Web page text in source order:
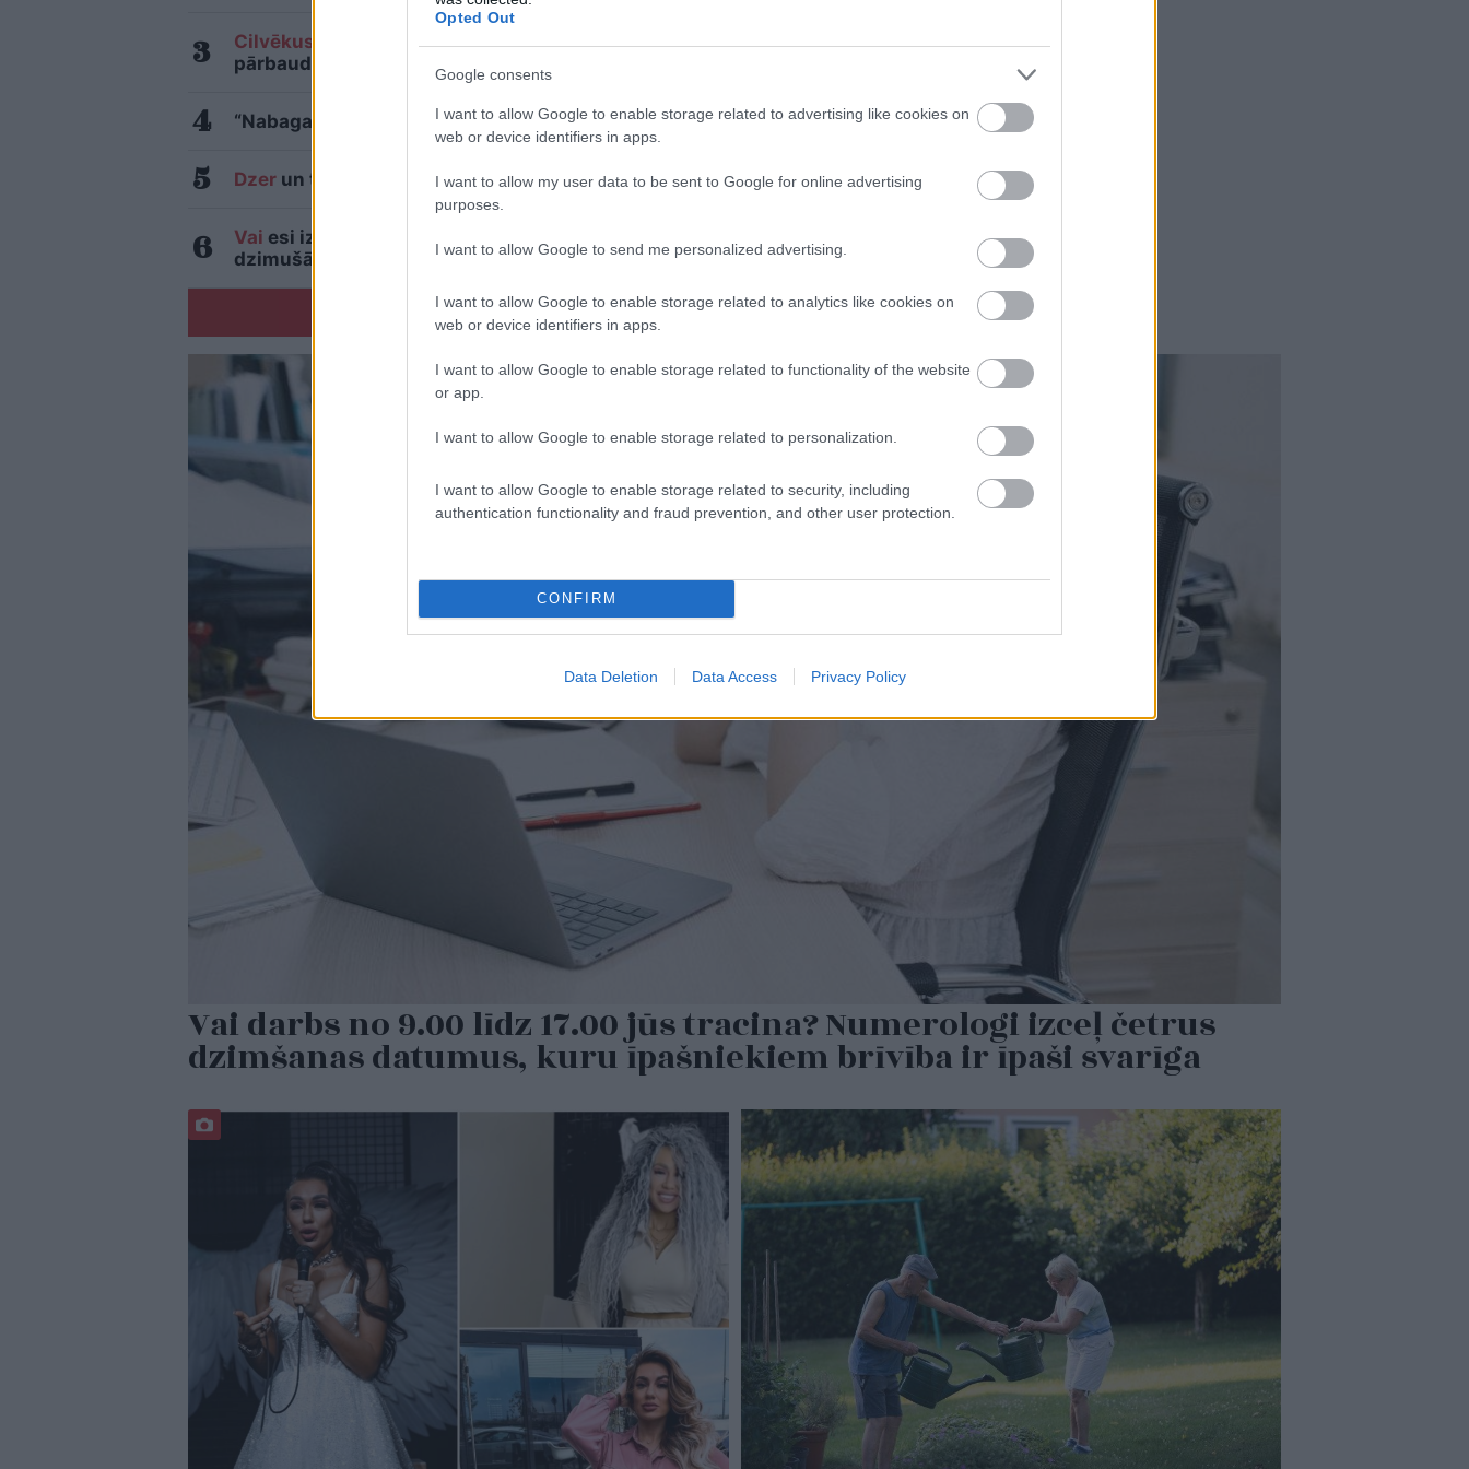
Opted Out
Google consents
I want to allow Google to enable storage related to advertising like cookies on
web or device identifiers in apps.
I want to allow my user data to be sent to Google for online advertising
purposes.
I want to allow Google to send me personalized advertising.
I want to allow Google to enable storage related to analytics like cookies on
web or device identifiers in apps.
I want to allow Google to enable storage related to functionality of the website
or app.
I want to allow Google to enable storage related to personalization.
I want to allow Google to enable storage related to security, including
authentication functionality and fraud prevention, and other user protection.
CONFIRM
Data Deletion Data Access Privacy Policy
Cilvēkus
aizrāvis ātrs IQ tests: tas liks izkustināt smadzenes, lai
pārbaudītu tavu erudīciju
“Nabaga cilvēki…” Neierasts skats Rīgā raisa jautājumus līdzcilvēkos
Dzer un tievē? Nosauktas 9 tējas, kas palīdzēs atbrīvoties no liekā svara
Vai esi izvilcis laimīgo lozi? Lūk, par kādām sievām kļūst katrā mēnesī
dzimušās sievietes
Lasīt citas ziņas
Vai darbs no 9.00 līdz 17.00 jūs tracina? Numerologi izceļ četrus
dzimšanas datumus, kuru īpašniekiem brīvība ir īpaši svarīga